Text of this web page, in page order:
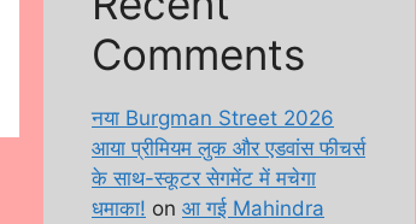
Comments
नया Burgman Street 2026
आया प्रीमियम लुक और एडवांस फीचर्स
के साथ-स्कूटर सेगमेंट में मचेगा
धमाका! on आ गई Mahindra